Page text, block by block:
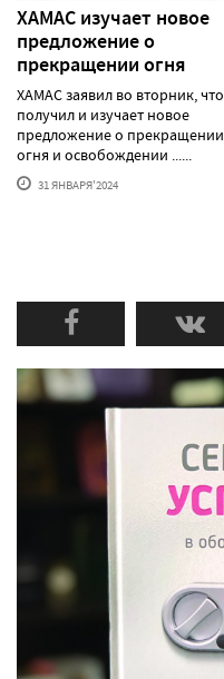
ХАМАС изучает новое
предложение о
прекращении огня
ХАМАС заявил во вторник, что
получил и изучает новое
предложение о прекращении
огня и освобождении ......
31 ЯНВАРЯ'2024